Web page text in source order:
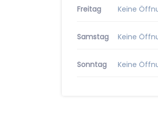
Freitag Keine
Samstag Keine
Sonntag Keine